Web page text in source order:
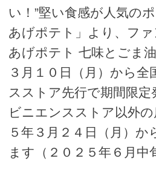
い！”堅い食感が人気の
あげポテト」より、フ
あげポテト 七味とごま
３月１０日（月）から
スストア先行で期間限
ビニエンスストア以外の
５年３月２４日（月）か
ます（２０２５年６月中